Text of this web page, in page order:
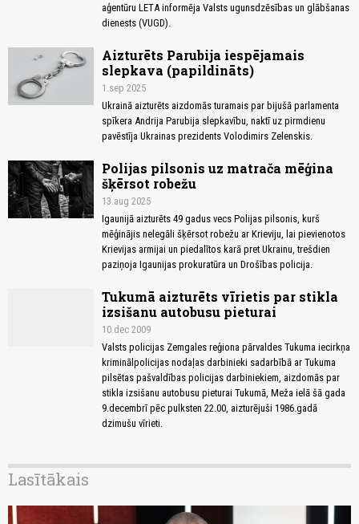
aģentūru LETA informēja Valsts ugunsdzēsības un glābšanas
dienests (VUGD).
Aizturēts Parubija iespējamais
slepkava (papildināts)
1.sep 2025
Ukrainā aizturēts aizdomās turamais par bijušā parlamenta
spīkera Andrija Parubija slepkavību, naktī uz pirmdienu
pavēstīja Ukrainas prezidents Volodimirs Zelenskis.
Polijas pilsonis uz matrača mēģina
šķērsot robežu
13.aug 2025
Igaunijā aizturēts 49 gadus vecs Polijas pilsonis, kurš
mēģinājis nelegāli šķērsot robežu ar Krieviju, lai pievienotos
Krievijas armijai un piedalītos karā pret Ukrainu, trešdien
paziņoja Igaunijas prokuratūra un Drošības policija.
Tukumā aizturēts vīrietis par stikla
izsišanu autobusu pieturai
10.dec 2009
Valsts policijas Zemgales reģiona pārvaldes Tukuma iecirkņa
kriminālpolicijas nodaļas darbinieki sadarbībā ar Tukuma
pilsētas pašvaldības policijas darbiniekiem, aizdomās par
stikla izsišanu autobusu pieturai Tukumā, Meža ielā šā gada
9.decembrī pēc pulksten 22.00, aizturējuši 1986.gadā
dzimušu vīrieti.
Lasītākais